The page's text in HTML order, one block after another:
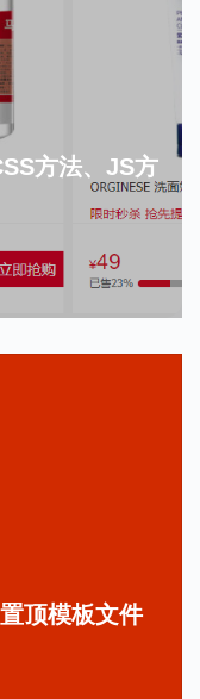
方法、JS方
顶模板文件